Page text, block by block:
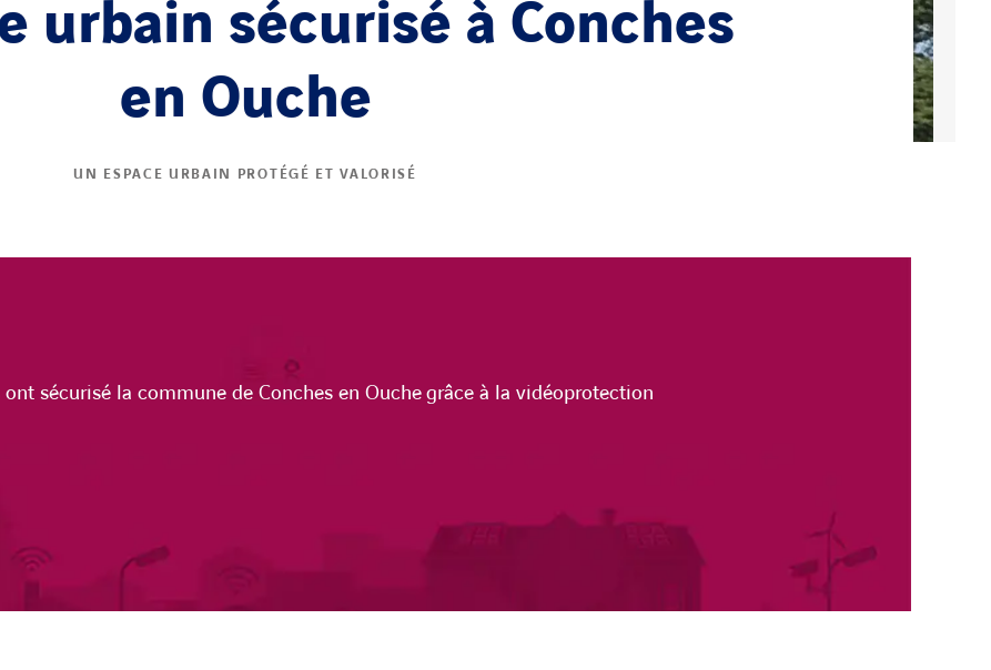
urbain sécurisé à Conches
en Ouche
UN ESPACE URBAIN PROTÉGÉ ET VALORISÉ
ont sécurisé la commune de Conches en Ouche grâce à la vidéoprotection